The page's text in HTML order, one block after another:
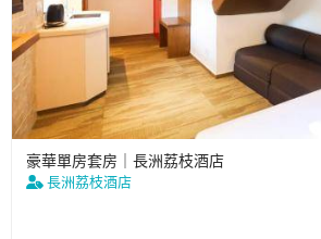
豪華單房套房｜長洲荔枝酒店
長洲荔枝酒店